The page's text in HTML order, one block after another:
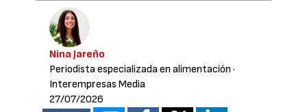
Nina Jareño
Periodista especializada en alimentación ·
Interempresas Media
27/07/2026